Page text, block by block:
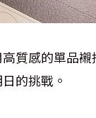
質感的單品襯
的挑戰。